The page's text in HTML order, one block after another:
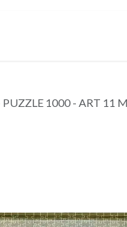
1000 - ART 11